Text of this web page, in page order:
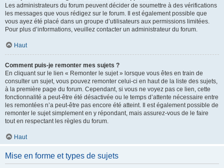
Les administrateurs du forum peuvent décider de soumettre à des vérifications
les messages que vous rédigez sur le forum. Il est également possible que
vous ayez été placé dans un groupe d’utilisateurs aux permissions limitées.
Pour plus d’informations, veuillez contacter un administrateur du forum.
Haut
Comment puis-je remonter mes sujets ?
En cliquant sur le lien « Remonter le sujet » lorsque vous êtes en train de
consulter un sujet, vous pouvez remonter celui-ci en haut de la liste des sujets,
à la première page du forum. Cependant, si vous ne voyez pas ce lien, cette
fonctionnalité a peut-être été désactivée ou le temps d’attente nécessaire entre
les remontées n’a peut-être pas encore été atteint. Il est également possible de
remonter le sujet simplement en y répondant, mais assurez-vous de le faire
tout en respectant les règles du forum.
Haut
Mise en forme et types de sujets